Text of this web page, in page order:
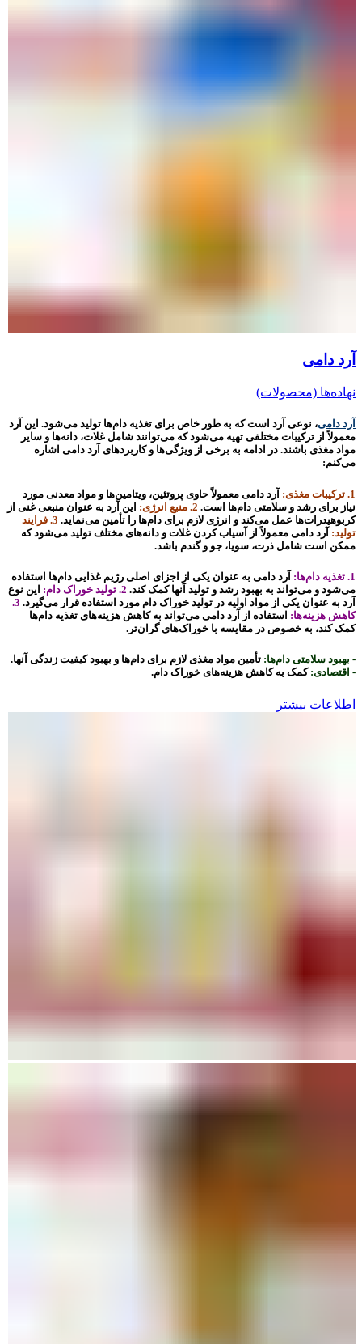
آرد دامی
نهاده‌ها (محصولات)
آرد دامی، نوعی آرد است که به طور خاص برای تغذیه دام‌ها تولید می‌شود. این آرد
معمولاً از ترکیبات مختلفی تهیه می‌شود که می‌توانند شامل غلات، دانه‌ها و سایر
مواد مغذی باشند. در ادامه به برخی از ویژگی‌ها و کاربردهای آرد دامی اشاره
می‌کنم:
1. ترکیبات مغذی:
آرد دامی معمولاً حاوی پروتئین، ویتامین‌ها و مواد معدنی مورد
نیاز برای رشد و سلامتی دام‌ها است. 2. منبع انرژی:
این آرد به عنوان منبعی غنی از
کربوهیدرات‌ها عمل می‌کند و انرژی لازم برای دام‌ها را تأمین می‌نماید.
3. فرایند
تولید: آرد دامی معمولاً از آسیاب کردن غلات و دانه‌های مختلف تولید می‌شود که
ممکن است شامل ذرت، سویا، جو و گندم باشد.
1. تغذیه دام‌ها:
آرد دامی به عنوان یکی از اجزای اصلی رژیم غذایی دام‌ها استفاده
می‌شود و می‌تواند به بهبود رشد و تولید آنها کمک کند. 2. تولید خوراک دام:
این نوع
آرد به عنوان یکی از مواد اولیه در تولید خوراک دام مورد استفاده قرار می‌گیرد.
3.
کاهش هزینه‌ها: استفاده از آرد دامی می‌تواند به کاهش هزینه‌های تغذیه دام‌ها
کمک کند، به خصوص در مقایسه با خوراک‌های گران‌تر.
- بهبود سلامتی دام‌ها: تأمین مواد مغذی لازم برای دام‌ها و بهبود کیفیت زندگی آنها.
- اقتصادی: کمک به کاهش هزینه‌های خوراک دام.
اطلاعات بیشتر